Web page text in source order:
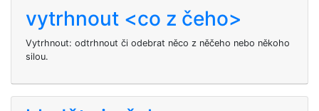
vytrhnout <co z čeho>
Vytrhnout: odtrhnout či odebrat něco z něčeho nebo někoho
silou.